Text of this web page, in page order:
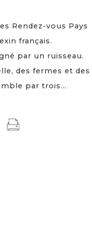
Rendez-vous Pays
français.
par un ruisseau.
des fermes et des
par trois...